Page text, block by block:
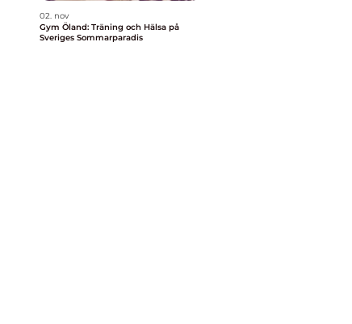
02. nov
Gym Öland: Träning och Hälsa på
Sveriges Sommarparadis